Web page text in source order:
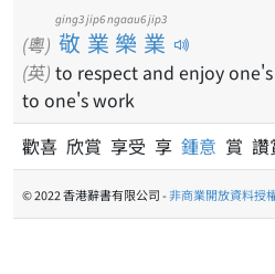
(粵) 敬業樂業
ging3 jip6 ngaau6 jip3
(英) to respect and enjoy
to one's work
歡喜 欣賞 享受 享 鍾意 賞 讚
© 2022 香港辭書有限公司 -非商業開放資料授